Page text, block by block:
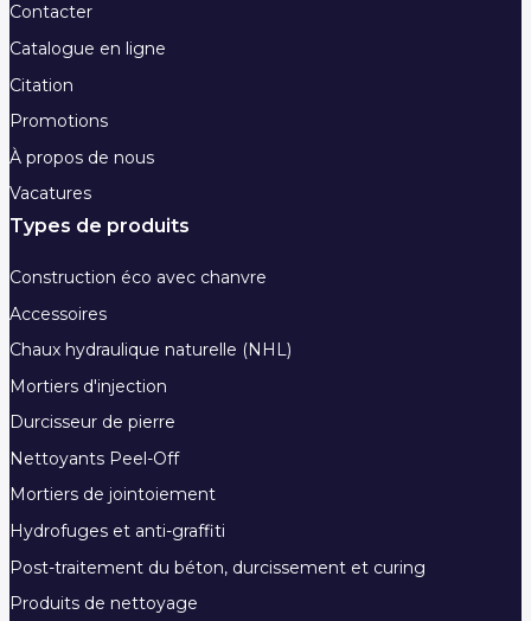
Contacter
Catalogue en ligne
Citation
Promotions
À propos de nous
Vacatures
Types de produits
Construction éco avec chanvre
Accessoires
Chaux hydraulique naturelle (NHL)
Mortiers d'injection
Durcisseur de pierre
Nettoyants Peel-Off
Mortiers de jointoiement
Hydrofuges et anti-graffiti
Post-traitement du béton, durcissement et curing
Produits de nettoyage